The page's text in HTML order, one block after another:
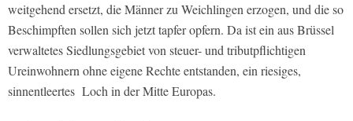
weitgehend ersetzt, die Männer zu Weichlingen erzogen, und die so
Beschimpften sollen sich jetzt tapfer opfern. Da ist ein aus Brüssel
verwaltetes Siedlungsgebiet von steuer- und tributpflichtigen
Ureinwohnern ohne eigene Rechte entstanden, ein riesiges,
sinnentleertes Loch in der Mitte Europas.